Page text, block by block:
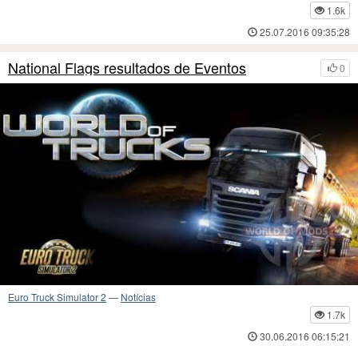
1.6k
25.07.2016 09:35:28
0
National Flags resultados de Eventos
Euro Truck Simulator 2 — Notícias
1.7k
30.06.2016 06:15:21